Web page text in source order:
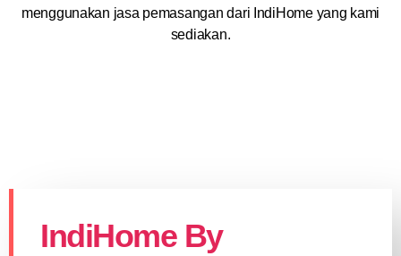
menggunakan jasa pemasangan dari IndiHome yang kami
sediakan.
IndiHome By